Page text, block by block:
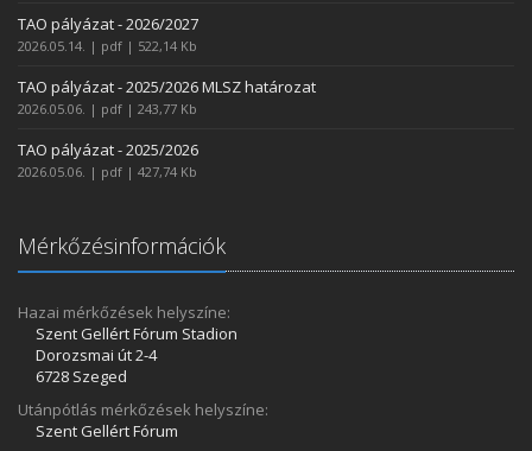
TAO pályázat - 2026/2027
2026.05.14. | pdf | 522,14 Kb
TAO pályázat - 2025/2026 MLSZ határozat
2026.05.06. | pdf | 243,77 Kb
TAO pályázat - 2025/2026
2026.05.06. | pdf | 427,74 Kb
Mérkőzésinformációk
Hazai mérkőzések helyszíne:
Szent Gellért Fórum Stadion
Dorozsmai út 2-4
6728 Szeged
Utánpótlás mérkőzések helyszíne:
Szent Gellért Fórum